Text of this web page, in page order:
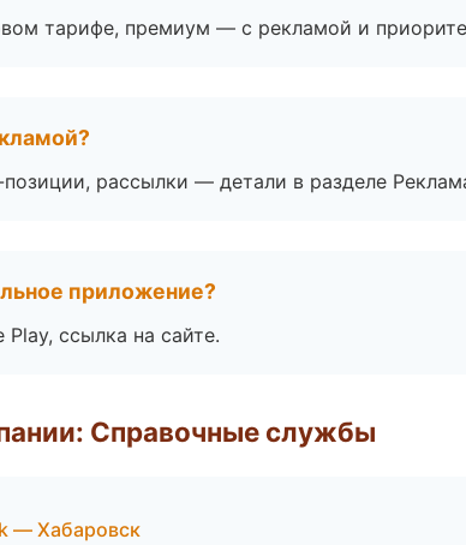
тарифе, премиум — с рекламой и
рассылки — детали в разделе
приложение?
ссылка на сайте.
Справочные службы
— Хабаровск